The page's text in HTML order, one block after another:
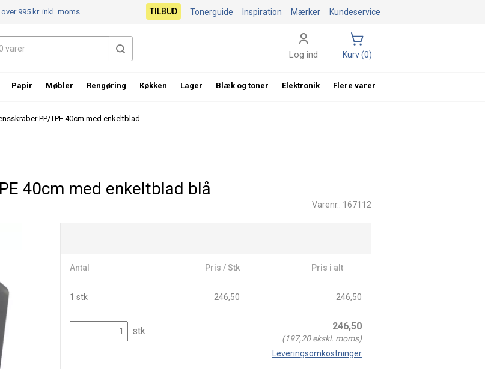
PP/TPE 40cm med enkeltblad...
40cm med enkeltblad blå
Varenr.: 167112
Antal Pris / Stk Pris i alt
1 stk 246,50 246,50
stk 246,50
(197,20ekskl. moms)
Leveringsomkostninger
995 kr.inkl. moms Kundeservice
Mærker
Inspiration
Tonerguide
TILBUD
Log ind Kurv (0)
Papir Møbler Rengøring Køkken Lager Blæk og toner Elektronik Flere varer